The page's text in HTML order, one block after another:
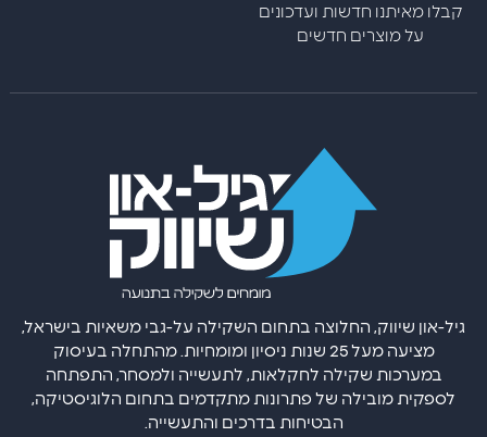
קבלו מאיתנו חדשות ועדכונים
על מוצרים חדשים
גיל-און שיווק, החלוצה בתחום השקילה על-גבי משאיות בישראל,
מציעה מעל 25 שנות ניסיון ומומחיות. מהתחלה בעיסוק
במערכות שקילה לחקלאות, לתעשייה ולמסחר, התפתחה
לספקית מובילה של פתרונות מתקדמים בתחום הלוגיסטיקה,
הבטיחות בדרכים והתעשייה.